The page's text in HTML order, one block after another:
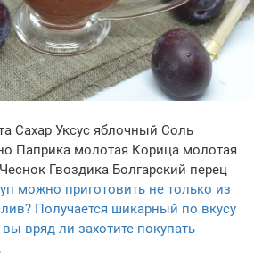
Сахар Уксус яблочный Соль
Паприка молотая Корица молотая
Чеснок Гвоздика Болгарский перец
можно приготовить не только из
Получается шикарный по вкусу
вряд ли захотите покупать